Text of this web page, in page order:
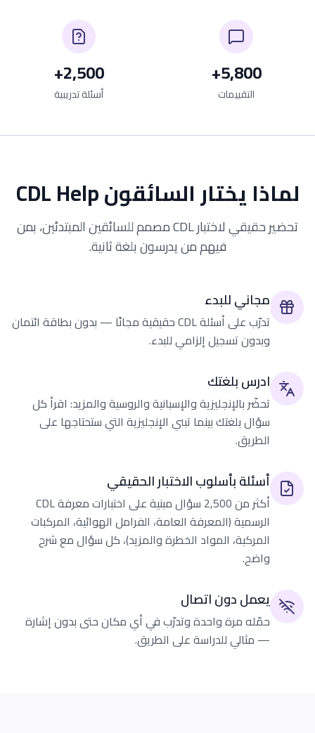
5,800+
التقييمات
2,500+
أسئلة تدريبية
لماذا يختار السائقون CDL Help
تحضير حقيقي لاختبار CDL مصمم للسائقين المبتدئين، بمن
فيهم من يدرسون بلغة ثانية.
مجاني للبدء
تدرّب على أسئلة CDL حقيقية مجانًا — بدون بطاقة ائتمان
وبدون تسجيل إلزامي للبدء.
ادرس بلغتك
تحضّر بالإنجليزية والإسبانية والروسية والمزيد: اقرأ كل
سؤال بلغتك بينما تبني الإنجليزية التي ستحتاجها على
الطريق.
أسئلة بأسلوب الاختبار الحقيقي
أكثر من 2,500 سؤال مبنية على اختبارات معرفة CDL
الرسمية (المعرفة العامة، الفرامل الهوائية، المركبات
المركبة، المواد الخطرة والمزيد)، كل سؤال مع شرح
واضح.
يعمل دون اتصال
حمّله مرة واحدة وتدرّب في أي مكان حتى بدون إشارة
— مثالي للدراسة على الطريق.